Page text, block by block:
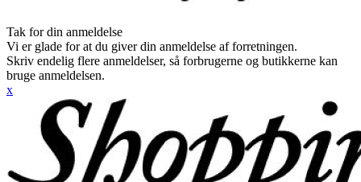
Tak for din anmeldelse
Vi er glade for at du giver din anmeldelse af forretningen.
Skriv endelig flere anmeldelser, så forbrugerne og butikkerne kan
bruge anmeldelsen.
x